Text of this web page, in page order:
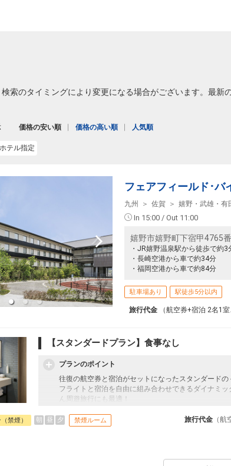
索のタイミングにより変更になる場合がございます。最新
ホテル指定
価格の安い順 価格の高い順 人気順
フェアフィールド･バ
九州 佐賀 嬉野・武雄・有
In 15:00 / Out 11:00
嬉野市嬉野町下宿甲4765番
・JR嬉野温泉駅から徒歩で約3
・長崎空港から車で約34分
・福岡空港から車で約84分
駐車場あり 駅徒歩5分以内
旅行代金 （航空券+宿泊 2名1
【スタンダードプラン】食事なし
プランのポイント
往復の航空券と宿泊がセットになったスタンダードの
フライトと宿泊を自由に組み合わせできるダイナミ
ん周遊旅行にも最適！
JALマイレージ会員の方にはフライトマイルが50%貯
禁煙） 朝 昼 夕 禁煙ルーム 旅行代金 （